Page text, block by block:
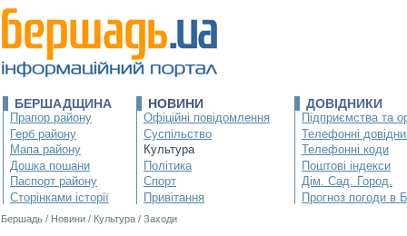
БЕРШАДЩИНА
Прапор району
Герб району
Мапа району
Дошка пошани
Паспорт району
Сторінками історії
НОВИНИ
Офіційні повідомлення
Суспільство
Культура
Політика
Спорт
Привітання
ДОВІДНИКИ
Підприємства та
Телефонні
Телефонні коди
Поштові індекси
Дім. Сад. Город.
Прогноз погоди в
Бершадь / Новини / Культура / Заходи